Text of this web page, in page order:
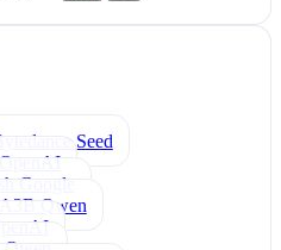
Seed
OpenAI
Google
Qwen